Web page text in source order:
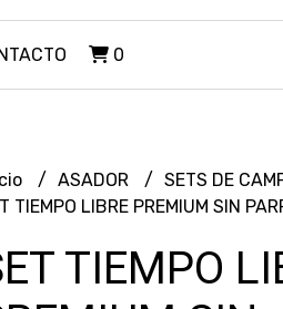
0
ASADOR
SETS DE
TIEMPO LIBRE PREMIUM SIN
TIEMPO